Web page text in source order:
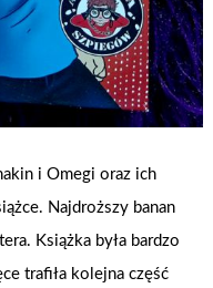
i Omegi oraz ich
Najdroższy banan
Książka była bardzo
trafiła kolejna część